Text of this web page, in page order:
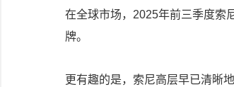
在全球市场，2025年前三季度索
牌。
更有趣的是，索尼高层早已清晰